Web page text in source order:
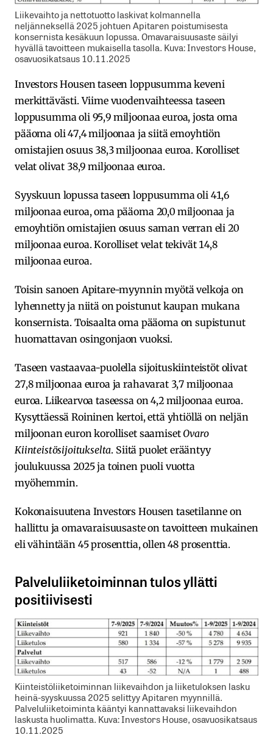
Liikevaihto ja nettotuotto laskivat kolmannella
neljänneksellä 2025 johtuen Apitaren poistumisesta
konsernista kesäkuun lopussa. Omavaraisuusaste säilyi
hyvällä tavoitteen mukaisella tasolla. Kuva: Investors House,
osavuosikatsaus 10.11.2025
Investors Housen taseen loppusumma keveni
merkittävästi. Viime vuodenvaihteessa taseen
loppusumma oli 95,9 miljoonaa euroa, josta oma
pääoma oli 47,4 miljoonaa ja siitä emoyhtiön
omistajien osuus 38,3 miljoonaa euroa. Korolliset
velat olivat 38,9 miljoonaa euroa.
Syyskuun lopussa taseen loppusumma oli 41,6
miljoonaa euroa, oma pääoma 20,0 miljoonaa ja
emoyhtiön omistajien osuus saman verran eli 20
miljoonaa euroa. Korolliset velat tekivät 14,8
miljoonaa euroa.
Toisin sanoen Apitare-myynnin myötä velkoja on
lyhennetty ja niitä on poistunut kaupan mukana
konsernista. Toisaalta oma pääoma on supistunut
huomattavan osingonjaon vuoksi.
Taseen vastaavaa-puolella sijoituskiinteistöt olivat
27,8 miljoonaa euroa ja rahavarat 3,7 miljoonaa
euroa. Liikearvoa taseessa on 4,2 miljoonaa euroa.
Kysyttäessä Roininen kertoi, että yhtiöllä on neljän
miljoonan euron korolliset saamiset Ovaro
Kiinteistösijoitukselta. Siitä puolet erääntyy
joulukuussa 2025 ja toinen puoli vuotta
myöhemmin.
Kokonaisuutena Investors Housen tasetilanne on
hallittu ja omavaraisuusaste on tavoitteen mukainen
eli vähintään 45 prosenttia, ollen 48 prosenttia.
Palveluliiketoiminnan tulos yllätti
positiivisesti
Kiinteistöliiketoiminnan liikevaihdon ja liiketuloksen lasku
heinä-syyskuussa 2025 selittyy Apitaren myynnillä.
Palveluliiketoiminta kääntyi kannattavaksi liikevaihdon
laskusta huolimatta. Kuva: Investors House, osavuosikatsaus
10.11.2025